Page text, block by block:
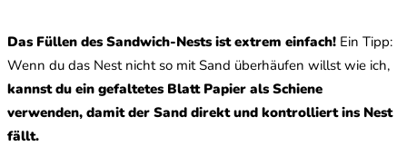
Das Füllen des Sandwich-Nests ist extrem einfach! Ein Tipp:
Wenn du das Nest nicht so mit Sand überhäufen willst wie ich,
kannst du ein gefaltetes Blatt Papier als Schiene
verwenden, damit der Sand direkt und kontrolliert ins Nest
fällt.